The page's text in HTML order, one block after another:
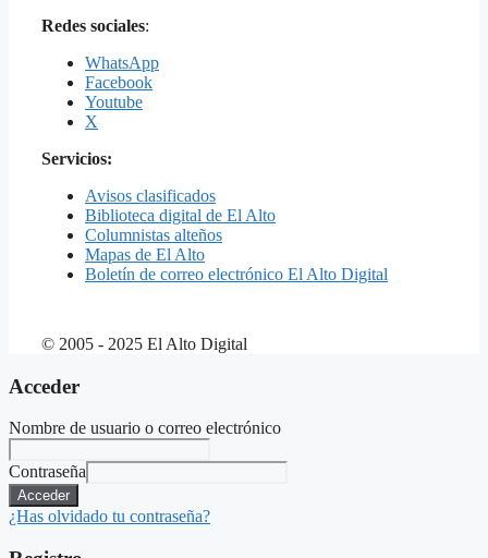
Redes sociales:
WhatsApp
Facebook
Youtube
X
Servicios:
Avisos clasificados
Biblioteca digital de El Alto
Columnistas alteños
Mapas de El Alto
Boletín de correo electrónico El Alto Digital
© 2005 - 2025 El Alto Digital
Acceder
Nombre de usuario o correo electrónico
Contraseña
Acceder
¿Has olvidado tu contraseña?